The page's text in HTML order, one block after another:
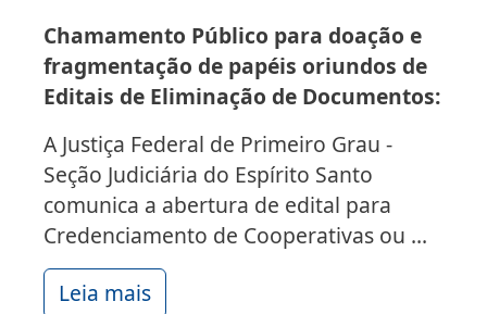
Chamamento Público para doação e
fragmentação de papéis oriundos de
Editais de Eliminação de Documentos:
A Justiça Federal de Primeiro Grau -
Seção Judiciária do Espírito Santo
comunica a abertura de edital para
Credenciamento de Cooperativas ou ...
Leia mais